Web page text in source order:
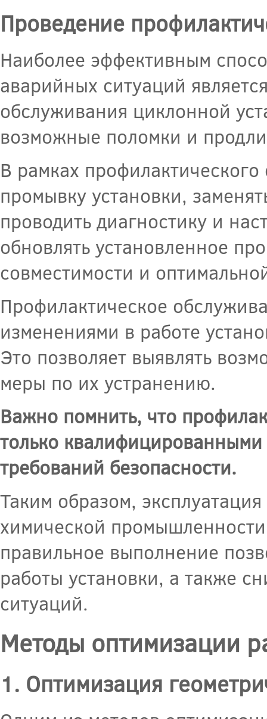
Проведение
Наиболее эффективным
аварийных ситуаций
обслуживания циклонной
возможные поломки и
В рамках
промывку установки,
проводить диагностику и
обновлять установленное
совместимости и
Профилактическое
изменениями в работе
Это позволяет выявлять
меры по их устранению.
Важно помнить, что
только
требований безопасности.
Таким образом,
химической
правильное выполнение
работы установки, а также
ситуаций.
Методы оптимизации
1. Оптимизация